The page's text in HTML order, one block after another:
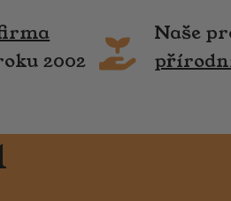
2002
Naše